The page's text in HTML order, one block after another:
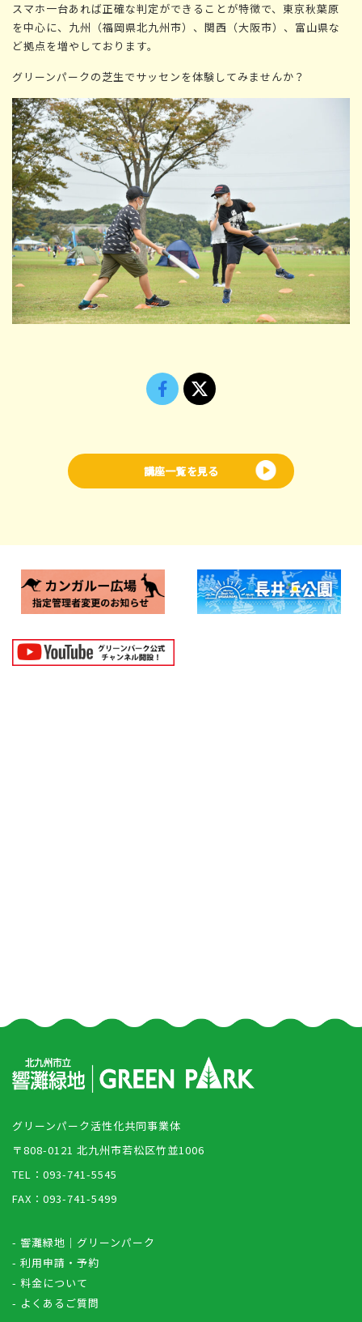
スマホ一台あれば正確な判定ができることが特徴で、東京秋葉原
を中心に、九州（福岡県北九州市）、関西（大阪市）、富山県な
ど拠点を増やしております。
グリーンパークの芝生でサッセンを体験してみませんか？
講座一覧を見る
グリーンパーク活性化共同事業体
〒808-0121 北九州市若松区竹並1006
TEL：093-741-5545
FAX：093-741-5499
- 響灘緑地｜グリーンパーク
- 利用申請・予約
- 料金について
- よくあるご質問